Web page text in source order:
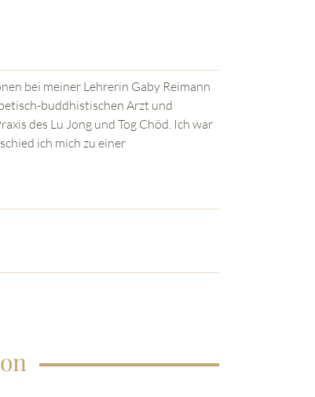
bei meiner Lehrerin Gaby Reimann
buddhistischen Arzt und
des Lu Jong und Tog Chöd. Ich war
ich mich zu einer